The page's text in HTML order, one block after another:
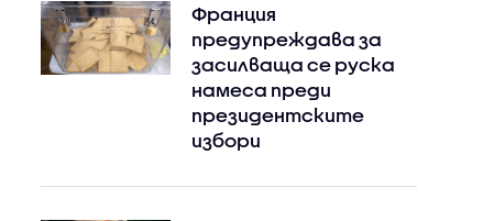
Франция
предупреждава за
засилваща се руска
намеса преди
президентските
избори